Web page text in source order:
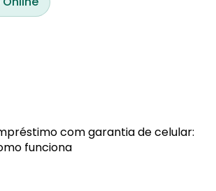
com garantia de celular:
funciona